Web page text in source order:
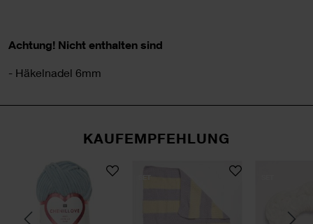
Achtung! Nicht enthalten sind
- Häkelnadel 6mm
KAUFEMPFEHLUNG
Modell 03 aus Baby Chenillove
Creative Chenillove Strickset Decke Modell